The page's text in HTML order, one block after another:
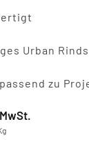
Urban
zu